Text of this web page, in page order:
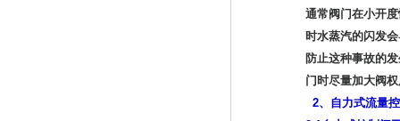
通常阀门在小开
时水蒸汽的闪发
防止这种事故的
门时尽量加大阀
2、自力式流量